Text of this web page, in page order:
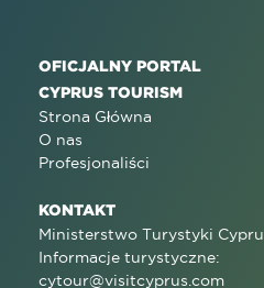
OFICJALNY PORTAL
CYPRUS TOURISM
Strona Główna
O nas
Profesjonaliści
KONTAKT
Ministerstwo Turystyki Cypru
Informacje turystyczne:
cytour@visitcyprus.com